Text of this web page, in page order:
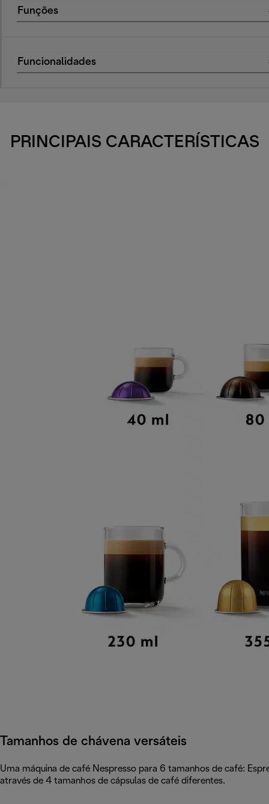
Funções
Funcionalidades
PRINCIPAIS CARACTERÍSTICAS
Tamanhos de chávena versáteis
Uma máquina de café Nespresso para 6 tamanhos de café:
através de 4 tamanhos de cápsulas de café diferentes.